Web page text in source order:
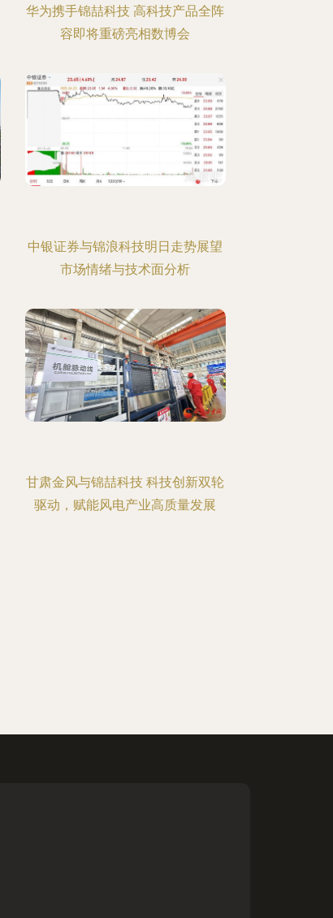
华为携手锦喆科技 高科技产品全阵
容即将重磅亮相数博会
中银证券与锦浪科技明日走势展望
市场情绪与技术面分析
甘肃金风与锦喆科技 科技创新双轮
驱动，赋能风电产业高质量发展